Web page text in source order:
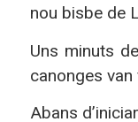
nou bisbe de
Uns minuts
canonges
Abans